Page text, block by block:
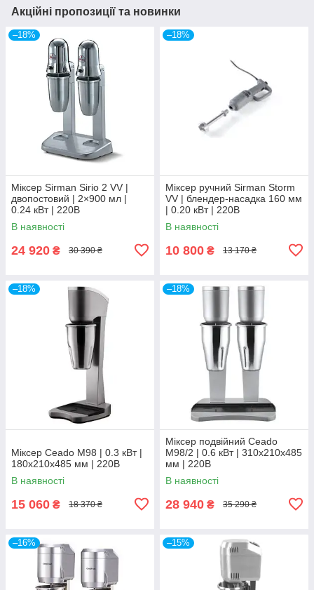
Акційні пропозиції та новинки
–18%
Міксер Sirman Sirio 2 VV |
двопостовий | 2×900 мл |
0.24 кВт | 220В
В наявності
24 920 ₴ 30 390 ₴
–18%
Міксер ручний Sirman Storm
VV | блендер-насадка 160 мм
| 0.20 кВт | 220В
В наявності
10 800 ₴ 13 170 ₴
–18%
Міксер Ceado M98 | 0.3 кВт |
180x210x485 мм | 220В
В наявності
15 060 ₴ 18 370 ₴
–18%
Міксер подвійний Ceado
M98/2 | 0.6 кВт | 310x210x485
мм | 220В
В наявності
28 940 ₴ 35 290 ₴
–16% –15%